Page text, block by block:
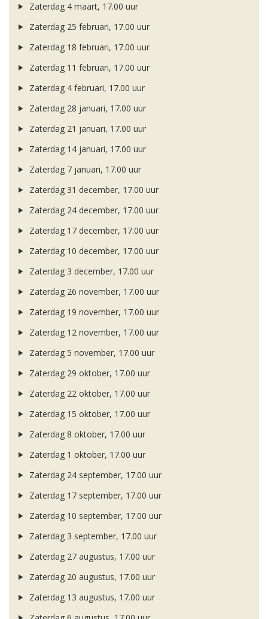
Zaterdag 4 maart, 17.00 uur
Zaterdag 25 februari, 17.00 uur
Zaterdag 18 februari, 17.00 uur
Zaterdag 11 februari, 17.00 uur
Zaterdag 4 februari, 17.00 uur
Zaterdag 28 januari, 17.00 uur
Zaterdag 21 januari, 17.00 uur
Zaterdag 14 januari, 17.00 uur
Zaterdag 7 januari, 17.00 uur
Zaterdag 31 december, 17.00 uur
Zaterdag 24 december, 17.00 uur
Zaterdag 17 december, 17.00 uur
Zaterdag 10 december, 17.00 uur
Zaterdag 3 december, 17.00 uur
Zaterdag 26 november, 17.00 uur
Zaterdag 19 november, 17.00 uur
Zaterdag 12 november, 17.00 uur
Zaterdag 5 november, 17.00 uur
Zaterdag 29 oktober, 17.00 uur
Zaterdag 22 oktober, 17.00 uur
Zaterdag 15 oktober, 17.00 uur
Zaterdag 8 oktober, 17.00 uur
Zaterdag 1 oktober, 17.00 uur
Zaterdag 24 september, 17.00 uur
Zaterdag 17 september, 17.00 uur
Zaterdag 10 september, 17.00 uur
Zaterdag 3 september, 17.00 uur
Zaterdag 27 augustus, 17.00 uur
Zaterdag 20 augustus, 17.00 uur
Zaterdag 13 augustus, 17.00 uur